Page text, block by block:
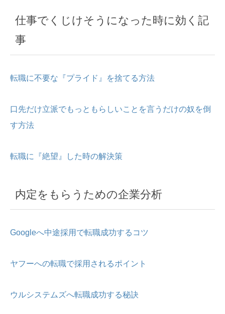
仕事でくじけそうになった時に効く記
事
転職に不要な『プライド』を捨てる方法
口先だけ立派でもっともらしいことを言うだけの奴を倒
す方法
転職に『絶望』した時の解決策
内定をもらうための企業分析
Googleへ中途採用で転職成功するコツ
ヤフーへの転職で採用されるポイント
ウルシステムズへ転職成功する秘訣